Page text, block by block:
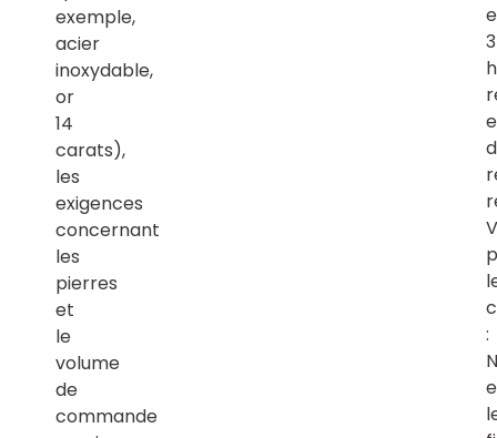
exemple,
acier
inoxydable,
or
14
carats),
les
exigences
concernant
les
pierres
et
le
volume
de
commande
: